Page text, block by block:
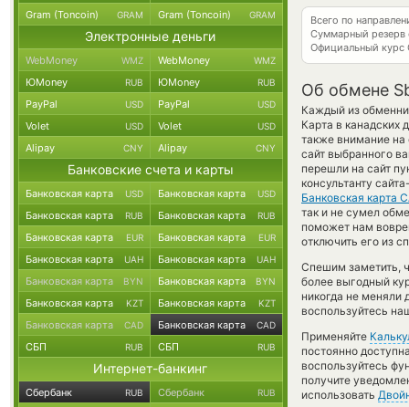
Всего по
Суммарный резерв
Официальный курс
Об обмене
Каждый из
Карта в канадских
также внимание на
сайт выбранного
перешли на сайт
консультанту
Банковская карта
так и не сумел
поможет нам
отключить его из
Спешим заметить,
более выгодный
никогда не
воспользуйтесь
Применяйте
постоянно
воспользуйтесь
получите
использовать
Gram (Toncoin) GRAM Gram (Toncoin) GRAM
Электронные деньги
WebMoney WMZ WebMoney WMZ
ЮMoney RUB ЮMoney RUB
PayPal USD PayPal USD
Volet USD Volet USD
Alipay CNY Alipay CNY
Банковские счета и карты
Банковская карта USD Банковская карта USD
Банковская карта RUB Банковская карта RUB
Банковская карта EUR Банковская карта EUR
Банковская карта UAH Банковская карта UAH
Банковская карта BYN Банковская карта BYN
Банковская карта KZT Банковская карта KZT
Банковская карта CAD Банковская карта CAD
СБП RUB СБП RUB
Интернет-банкинг
Сбербанк RUB Сбербанк RUB